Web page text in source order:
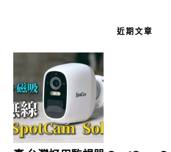
近期文章